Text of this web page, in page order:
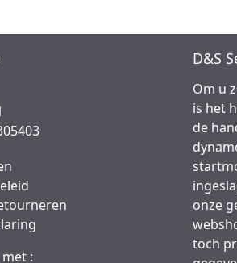
:
D&S
Om u
is het
de
onze
toch